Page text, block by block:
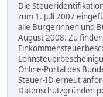
Die
zum 1. Juli 2007
alle Bürgerinnen und
August 2008. Zu
Online-Portal des
Steuer-ID erneut
Datenschutzgründen